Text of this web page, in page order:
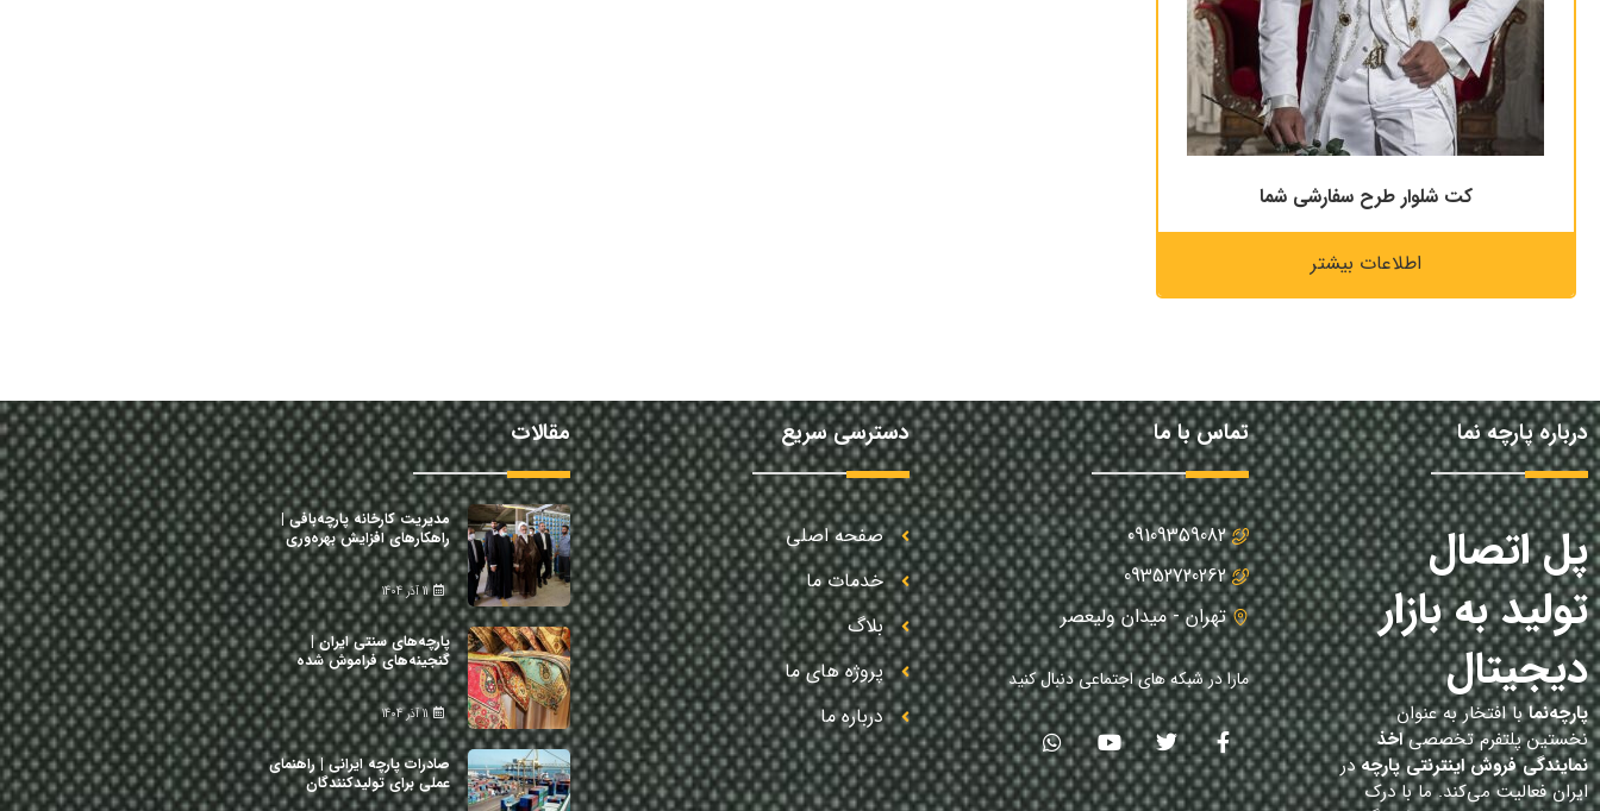
کت شلوار طرح سفارشی شما
اطلاعات بیشتر
درباره پارچه نما
پل اتصال
تولید به بازار
دیجیتال
پارچه‌نمابا افتخار به عنوان
نخستین پلتفرم تخصصیاخذ
نمایندگی فروش اینترنتی پارچهدر
ایران فعالیت می‌کند. ما با درک
تماس با ما
09109359082
09352720262
تهران - میدان ولیعصر
مارا در شبکه های اجتماعی دنبال کنید
دسترسی سریع
صفحه اصلی
خدمات ما
بلاگ
پروژه های ما
درباره ما
مقالات
مدیریت کارخانه پارچه‌بافی |
راهکارهای افزایش بهره‌وری
11 آذر 1404
پارچه‌های سنتی ایران |
گنجینه‌های فراموش شده
11 آذر 1404
صادرات پارچه ایرانی | راهنمای
عملی برای تولیدکنندگان